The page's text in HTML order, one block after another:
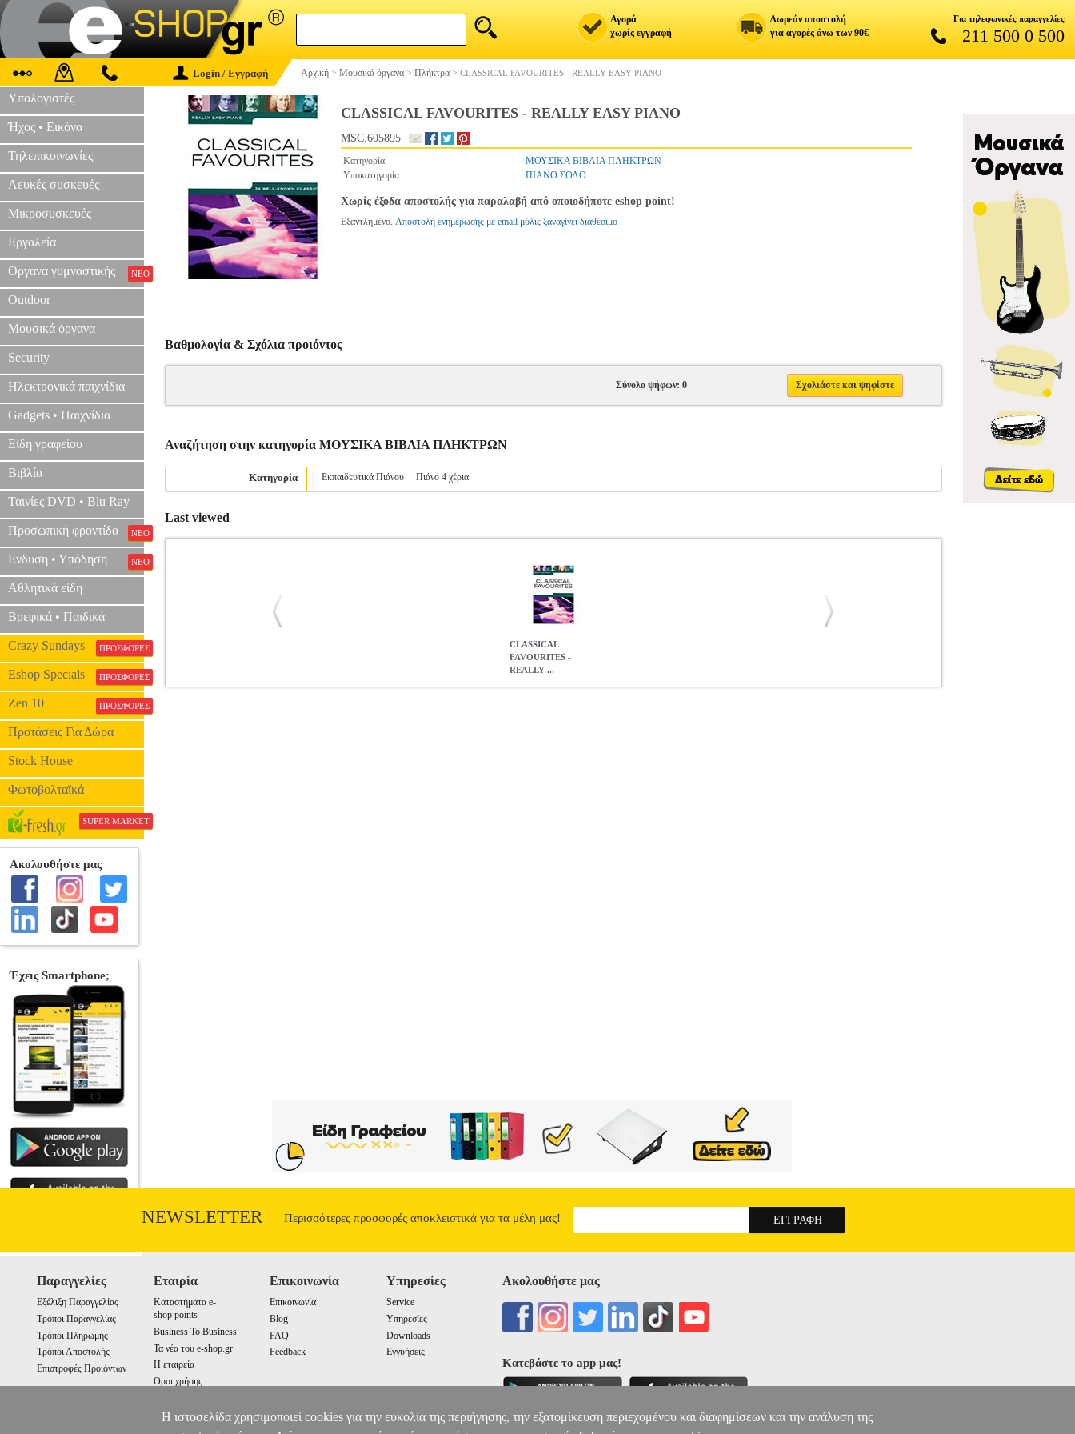
Αγορά
χωρίς εγγραφή
Δωρεάν αποστολή
για αγορές άνω των 90€
Για τηλεφωνικές παραγγελίες
211 500 0 500
Login / Εγγραφή Αρχική > Μουσικά όργανα > Πλήκτρα > CLASSICAL FAVOURITES - REALLY EASY PIANO
Υπολογιστές
Ήχος • Εικόνα
Τηλεπικοινωνίες
Λευκές συσκευές
Μικροσυσκευές
Εργαλεία
Οργανα γυμναστικής ΝΕΟ
Outdoor
Μουσικά όργανα
Security
Ηλεκτρονικά παιχνίδια
Gadgets • Παιχνίδια
Είδη γραφείου
Βιβλία
Ταινίες DVD • Blu Ray
Προσωπική φροντίδα ΝΕΟ
Ενδυση • Υπόδηση ΝΕΟ
Αθλητικά είδη
Βρεφικά • Παιδικά
Crazy Sundays ΠΡΟΣΦΟΡΕΣ
Eshop Specials ΠΡΟΣΦΟΡΕΣ
Zen 10 ΠΡΟΣΦΟΡΕΣ
Προτάσεις Για Δώρα
Stock House
Φωτοβολταϊκά
SUPER MARKET
CLASSICAL FAVOURITES - REALLY EASY PIANO
MSC.605895
Κατηγορία
ΜΟΥΣΙΚΑ ΒΙΒΛΙΑ ΠΛΗΚΤΡΩΝ
Υποκατηγορία
ΠΙΑΝΟ ΣΟΛΟ
Χωρίς έξοδα αποστολής για παραλαβή από οποιοδήποτε eshop point!
Εξαντλημένο. Αποστολή ενημέρωσης με email μόλις ξαναγίνει διαθέσιμο
Βαθμολογία & Σχόλια προιόντος
Σύνολο ψήφων: 0 Σχολιάστε και ψηφίστε
Αναζήτηση στην κατηγορία ΜΟΥΣΙΚΑ ΒΙΒΛΙΑ ΠΛΗΚΤΡΩΝ
Κατηγορία Εκπαιδευτικά Πιάνου Πιάνο 4 χέρια
Last viewed
CLASSICAL
FAVOURITES -
REALLY ...
NEWSLETTER Περισσότερες προσφορές αποκλειστικά για τα μέλη μας!
Παραγγελίες
Εξέλιξη Παραγγελίας
Τρόποι Παραγγελίας
Τρόποι Πληρωμής
Τρόποι Αποστολής
Επιστροφές Προιόντων
Εταιρία
Καταστήματα e-
shop points
Business To Business
Τα νέα του e-shop.gr
Η εταιρεία
Οροι χρήσης
Επικοινωνία
Επικοινωνία
Blog
FAQ
Feedback
Υπηρεσίες
Service
Υπηρεσίες
Downloads
Εγγυήσεις
Ακολουθήστε μας
Κατεβάστε το app μας!
Η ιστοσελίδα χρησιμοποιεί cookies για την ευκολία της περιήγησης, την εξατομίκευση περιεχομένου και διαφημίσεων και την ανάλυση της